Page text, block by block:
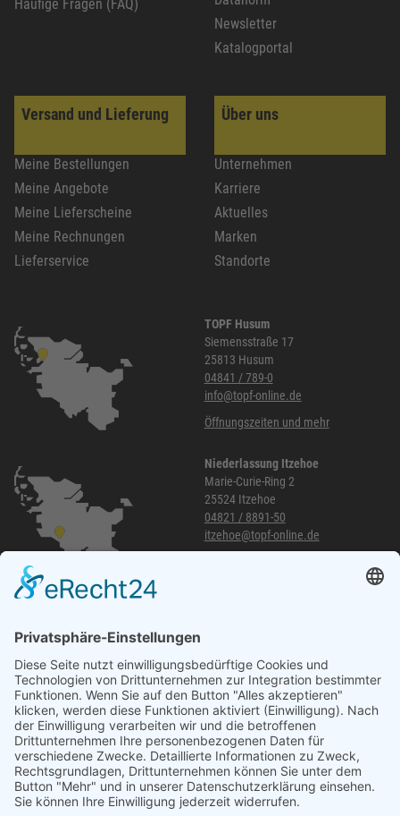
Häufige Fragen (FAQ)
Newsletter
Katalogportal
Versand und Lieferung
Meine Bestellungen
Meine Angebote
Meine Lieferscheine
Meine Rechnungen
Lieferservice
Über uns
Unternehmen
Karriere
Aktuelles
Marken
Standorte
TOPF Husum
Siemensstraße 17
25813 Husum
04841 / 789-0
info@topf-online.de
Öffnungszeiten und mehr
Niederlassung Itzehoe
Marie-Curie-Ring 2
25524 Itzehoe
04821 / 8891-50
itzehoe@topf-online.de
040 / 21 04 04 04-04
glinde@topf-online.de
Öffnungszeiten und mehr